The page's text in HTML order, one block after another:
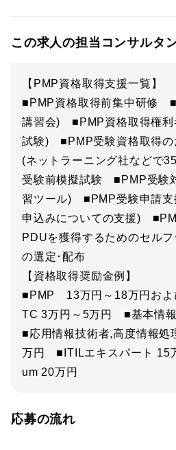
この求人の担当コンサルタ
【PMP資格取得支援一覧】
■PMP資格取得前集中研修
講習会) ■PMP資格取得権利
試験) ■PMP受験資格取得の
(ネットラーニング社などで
受験前模擬試験 ■PMP受験
習ツール) ■PMP受験申請支
申込みについての支援)
PDUを獲得するためのセル
の選定･配布
【資格取得奨励金例】
■PMP 13万円～18万円お
TC 3万円～5万円 ■基本情報
■応用情報技術者,高度情報処
万円 ■ITILエキスパート
um 20万円
応募の流れ